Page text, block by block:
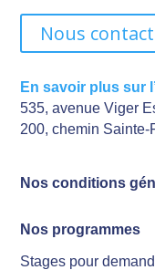
Nous
En savoir plus sur
535, avenue Viger
200, chemin Sainte-
Nos conditions
Nos programmes
Stages pour